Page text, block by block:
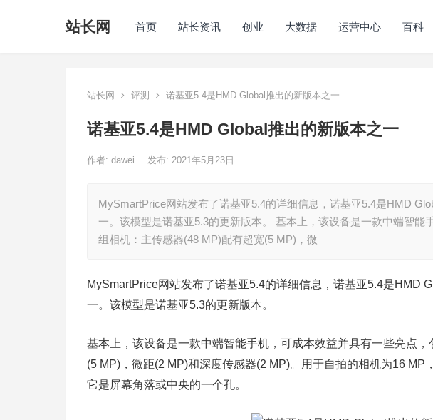
站长网 首页 站长资讯 创业 大数据 运营中心 百科
站长网 评测 诺基亚5.4是HMD Global推出的新版本之一
诺基亚5.4是HMD Global推出的新版本之一
作者: dawei 发布: 2021年5月23日
MySmartPrice网站发布了诺基亚5.4的详细信息，诺基亚5.4是HMD
一。该模型是诺基亚5.3的更新版本。 基本上，该设备是一款中端智能
组相机：主传感器(48 MP)配有超宽(5 MP)，微
MySmartPrice网站发布了诺基亚5.4的详细信息，诺基亚5.4是HMD
一。该模型是诺基亚5.3的更新版本。
基本上，该设备是一款中端智能手机，可成本效益并具有一些亮点
(5 MP)，微距(2 MP)和深度传感器(2 MP)。用于自拍的相机为16 MP
它是屏幕角落或中央的一个孔。